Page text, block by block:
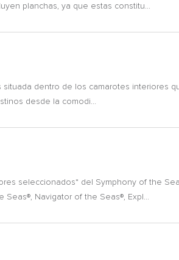
planchas, ya que estas constitu...
dentro de los camarotes interiores
desde la comodi...
seleccionados* del Symphony of the
Navigator of the Seas®, Expl...